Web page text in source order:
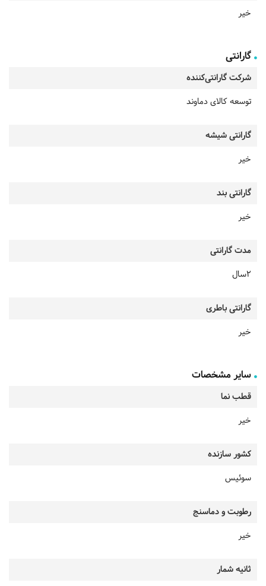
خیر
گارانتی
شرکت گارانتی‌کننده
توسعه کالای دماوند
گارانتی شیشه
خیر
گارانتی بند
خیر
مدت گارانتی
2سال
گارانتی باطری
خیر
سایر مشخصات
قطب نما
خیر
کشور سازنده
سوئیس
رطوبت و دماسنج
خیر
ثانیه شمار